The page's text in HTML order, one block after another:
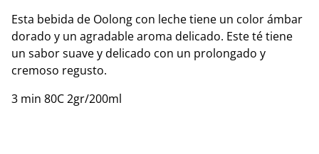
Esta bebida de Oolong con leche tiene un color ámbar
dorado y un agradable aroma delicado. Este té tiene
un sabor suave y delicado con un prolongado y
cremoso regusto.
3 min 80C 2gr/200ml